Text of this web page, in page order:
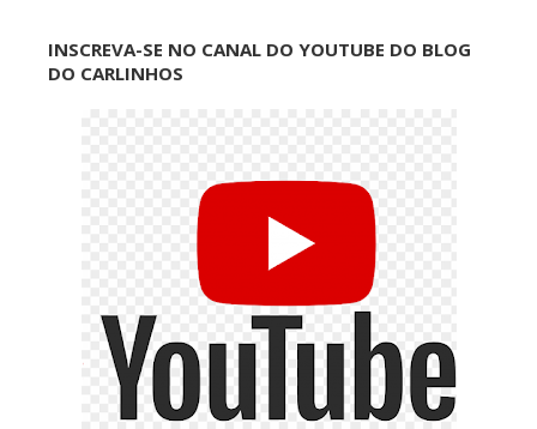
INSCREVA-SE NO CANAL DO YOUTUBE DO BLOG
DO CARLINHOS